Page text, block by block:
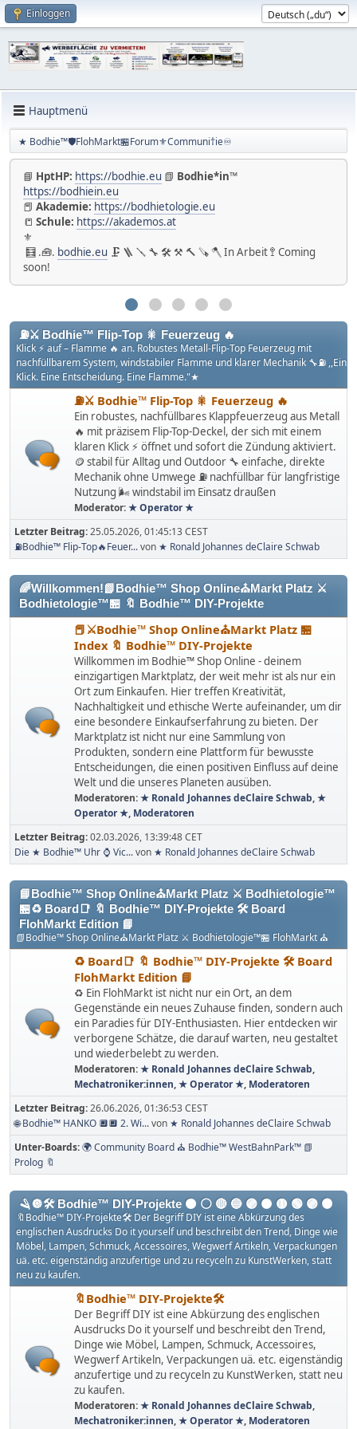
Einloggen
Hauptmenü
★ Bodhie™🛡️FlohMarkt🏪Forum⚜️Communi†ie♾️
📘 HptHP: https://bodhie.eu 📗 Bodhie*in™
https://bodhiein.eu
📕 Akademie: https://bodhietologie.eu
📒 Schule: https://akademos.at
⚜
🧮 .🧰. bodhie.eu 🗜 🪜 🪛 🔧 🛠 ⚒ 🔨 🪚 🪓 In Arbeit 🚏 Coming
soon!
⛽️⚔️ Bodhie™ Flip-Top 🎇 Feuerzeug 🔥
Klick ⚡ auf – Flamme 🔥 an. Robustes Metall-Flip-Top Feuerzeug mit
nachfüllbarem System, windstabiler Flamme und klarer Mechanik 🔧⛽️ ,,Ein
Klick. Eine Entscheidung. Eine Flamme."★
⛽️⚔️ Bodhie™ Flip-Top 🎇 Feuerzeug 🔥
Ein robustes, nachfüllbares Klappfeuerzeug aus Metall
🔥 mit präzisem Flip-Top-Deckel, der sich mit einem
klaren Klick ⚡ öffnet und sofort die Zündung aktiviert.
🪙 stabil für Alltag und Outdoor 🔧 einfache, direkte
Mechanik ohne Umwege ⛽ nachfüllbar für langfristige
Nutzung 🌬️ windstabil im Einsatz draußen
Moderator:★ Operator ★
Letzter Beitrag:25.05.2026, 01:45:13 CEST
⛽️Bodhie™ Flip-Top🔥Feuer...von ★ Ronald Johannes deClaire Schwab
🌈Willkommen!📗Bodhie™ Shop Online⛪Markt Platz ⚔
Bodhietologie™🏪 🔖 Bodhie™ DIY-Projekte
📕⚔Bodhie™ Shop Online⛪Markt Platz 🏪
Index 🔖 Bodhie™ DIY-Projekte
Willkommen im Bodhie™ Shop Online - deinem
einzigartigen Marktplatz, der weit mehr ist als nur ein
Ort zum Einkaufen. Hier treffen Kreativität,
Nachhaltigkeit und ethische Werte aufeinander, um dir
eine besondere Einkaufserfahrung zu bieten. Der
Marktplatz ist nicht nur eine Sammlung von
Produkten, sondern eine Plattform für bewusste
Entscheidungen, die einen positiven Einfluss auf deine
Welt und die unseres Planeten ausüben.
Moderatoren:★ Ronald Johannes deClaire Schwab,★
Operator ★, Moderatoren
Letzter Beitrag:02.03.2026, 13:39:48 CET
Die ★ Bodhie™ Uhr ⌚️ Vic...von ★ Ronald Johannes deClaire Schwab
📘Bodhie™ Shop Online⛪Markt Platz ⚔ Bodhietologie™
🏪♻️ Board📑 🔖 Bodhie™ DIY-Projekte 🛠️ Board
FlohMarkt Edition 📘
📗Bodhie™ Shop Online⛪Markt Platz ⚔ Bodhietologie™🏪 FlohMarkt ⛪
♻️ Board📑 🔖 Bodhie™ DIY-Projekte 🛠️ Board
FlohMarkt Edition 📘
♻️ Ein FlohMarkt ist nicht nur ein Ort, an dem
Gegenstände ein neues Zuhause finden, sondern auch
ein Paradies für DIY-Enthusiasten. Hier entdecken wir
verborgene Schätze, die darauf warten, neu gestaltet
und wiederbelebt zu werden.
Moderatoren:★ Ronald Johannes deClaire Schwab,
Mechatroniker:innen,★ Operator ★, Moderatoren
Letzter Beitrag:26.06.2026, 01:36:53 CEST
🌐 Bodhie™ HANKO 🔲🔲 2. Wi...von ★ Ronald Johannes deClaire Schwab
Unter-Boards 🌍 Community Board ⛪ Bodhie™ WestBahnPark™ 📗
Prolog 🔖
🪒🔘🛠️ Bodhie™ DIY-Projekte ⚫️ ⚪️ 🔴 🔵 🟣 ​​🟠​ 🟡​ 🟢​ ​🟣 ​🟤
🔖Bodhie™ DIY-Projekte🛠️ Der Begriff DIY ist eine Abkürzung des
englischen Ausdrucks Do it yourself und beschreibt den Trend, Dinge wie
Möbel, Lampen, Schmuck, Accessoires, Wegwerf Artikeln, Verpackungen
uä. etc. eigenständig anzufertige und zu recyceln zu KunstWerken, statt
neu zu kaufen.
🔖Bodhie™ DIY-Projekte🛠️
Der Begriff DIY ist eine Abkürzung des englischen
Ausdrucks Do it yourself und beschreibt den Trend,
Dinge wie Möbel, Lampen, Schmuck, Accessoires,
Wegwerf Artikeln, Verpackungen uä. etc. eigenständig
anzufertige und zu recyceln zu KunstWerken, statt neu
zu kaufen.
Moderatoren:★ Ronald Johannes deClaire Schwab,
Mechatroniker:innen,★ Operator ★, Moderatoren